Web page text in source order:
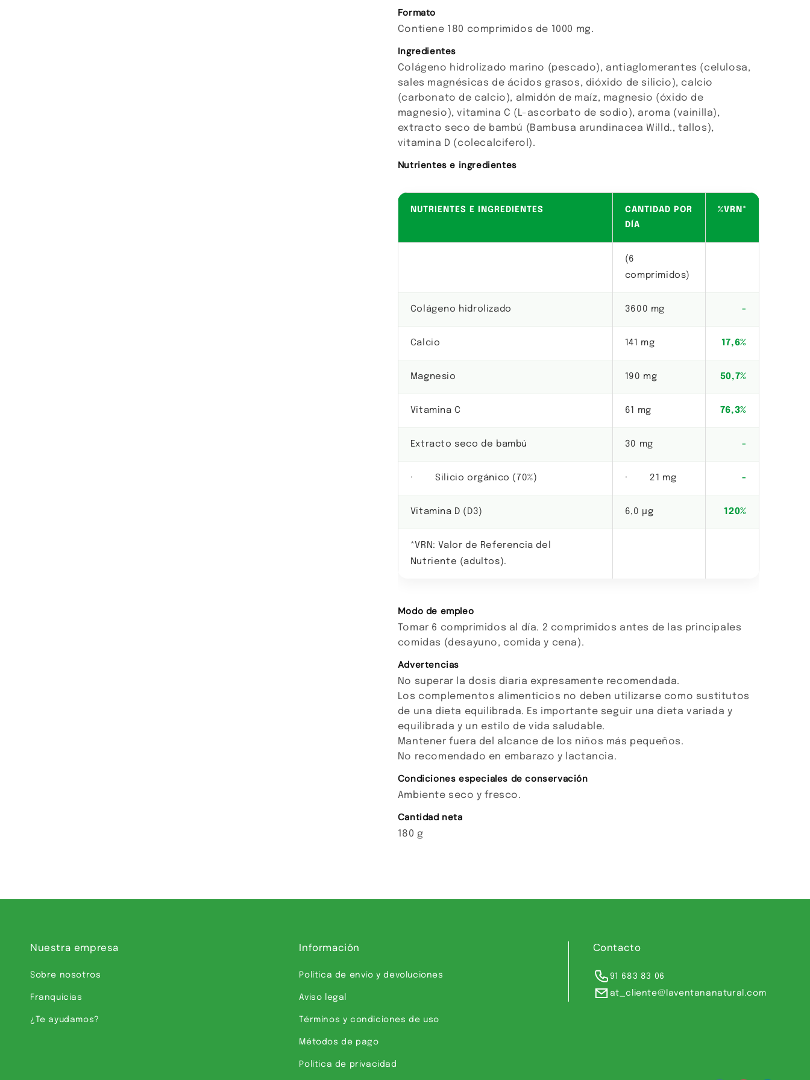
Formato
Contiene 180 comprimidos de 1000 mg.
Ingredientes
Colágeno hidrolizado marino (pescado), antiaglomerantes (celulosa,
sales magnésicas de ácidos grasos, dióxido de silicio), calcio
(carbonato de calcio), almidón de maíz, magnesio (óxido de
magnesio), vitamina C (L-ascorbato de sodio), aroma (vainilla),
extracto seco de bambú (Bambusa arundinacea Willd., tallos),
vitamina D (colecalciferol).
Nutrientes e ingredientes
NUTRIENTES E INGREDIENTES
CANTIDAD POR
DÍA
%VRN*
(6
comprimidos)
Colágeno hidrolizado 3600 mg -
Calcio 141 mg 17,6%
Magnesio 190 mg 50,7%
Vitamina C 61 mg 76,3%
Extracto seco de bambú 30 mg -
· Silicio orgánico (70%) · 21 mg -
Vitamina D (D3) 6,0 µg 120%
*VRN: Valor de Referencia del
Nutriente (adultos).
Modo de empleo
Tomar 6 comprimidos al día. 2 comprimidos antes de las principales
comidas (desayuno, comida y cena).
Advertencias
No superar la dosis diaria expresamente recomendada.
Los complementos alimenticios no deben utilizarse como sustitutos
de una dieta equilibrada. Es importante seguir una dieta variada y
equilibrada y un estilo de vida saludable.
Mantener fuera del alcance de los niños más pequeños.
No recomendado en embarazo y lactancia.
Condiciones especiales de conservación
Ambiente seco y fresco.
Cantidad neta
180 g
Nuestra empresa
Sobre nosotros
Franquicias
¿Te ayudamos?
Información
Política de envío y devoluciones
Aviso legal
Términos y condiciones de uso
Métodos de pago
Política de privacidad
Contacto
91 683 83 06
at_cliente@laventananatural.com